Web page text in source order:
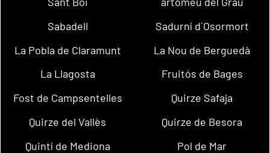
Sabadell
Sadurní d´Osormort
La Pobla de Claramunt
La Nou de Berguedà
La Llagosta
Fruitós de Bages
Fost de Campsentelles
Quirze Safaja
Quirze del Vallès
Quirze de Besora
Quintí de Mediona
Pol de Mar